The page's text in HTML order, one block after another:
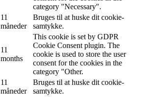
category "Necessary".
11
måneder
Bruges til at huske dit cookie-
samtykke.
11
months
This cookie is set by GDPR
Cookie Consent plugin. The
cookie is used to store the user
consent for the cookies in the
category "Other.
11
måneder
Bruges til at huske dit cookie-
samtykke.